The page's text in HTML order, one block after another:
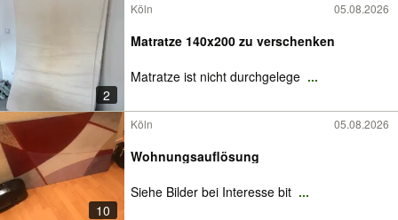
2
Köln 05.08.2026
Matratze 140x200 zu verschenken
Matratze ist nicht durchgelege ...
10
Köln 05.08.2026
Wohnungsauflösung
Siehe Bilder bei Interesse bit ...